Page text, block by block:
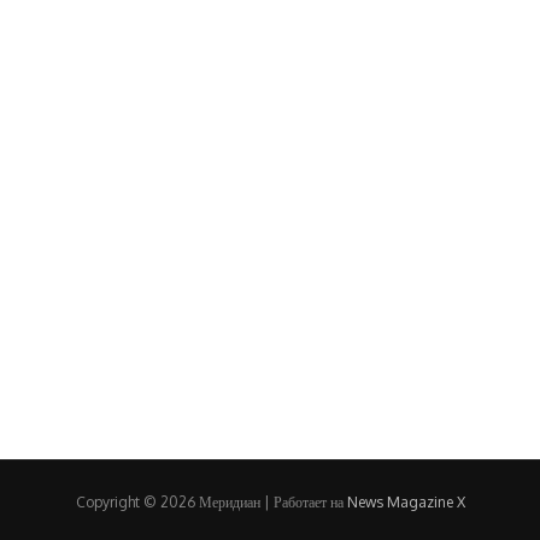
Copyright © 2026 Меридиан | Работает на News Magazine X